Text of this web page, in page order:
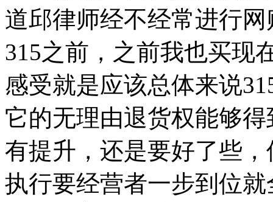
道邱律师经不经常进行
315之前，之前我也买现
感受就是应该总体来说
它的无理由退货权能够
有提升，还是要好了些
执行要经营者一步到位